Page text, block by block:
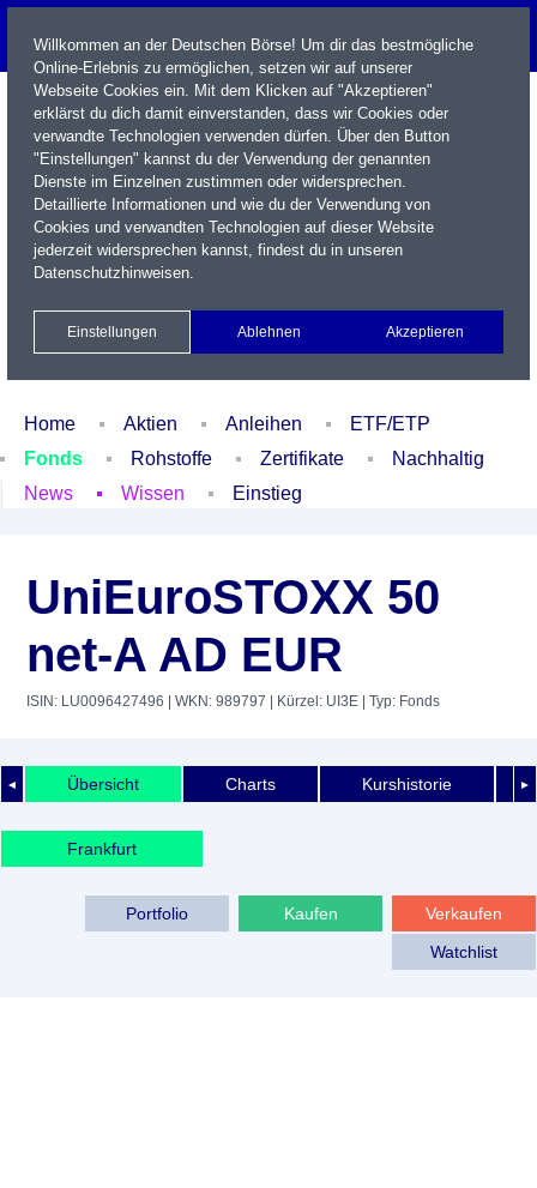
Name / WKN / ISIN / Kürzel
Xetra Realtime
Watchlist Portfolio Login
Home Aktien Anleihen
ETF/ETP
Fonds
Rohstoffe Zertifikate
Nachhaltig
News
Wissen Einstieg
UniEuroSTOXX 50
net-A AD EUR
ISIN: LU0096427496 | WKN: 989797 | Kürzel: UI3E | Typ: Fonds
◄ ►
Übersicht Charts Kurshistorie
Frankfurt
Verkaufen
Kaufen
Portfolio
Watchlist
Willkommen an der Deutschen Börse! Um dir das bestmögliche
Online-Erlebnis zu ermöglichen, setzen wir auf unserer
Webseite Cookies ein. Mit dem Klicken auf "Akzeptieren"
erklärst du dich damit einverstanden, dass wir Cookies oder
verwandte Technologien verwenden dürfen. Über den Button
"Einstellungen" kannst du der Verwendung der genannten
Dienste im Einzelnen zustimmen oder widersprechen.
Detaillierte Informationen und wie du der Verwendung von
Cookies und verwandten Technologien auf dieser Website
jederzeit widersprechen kannst, findest du in unseren
Datenschutzhinweisen.
Einstellungen Ablehnen Akzeptieren